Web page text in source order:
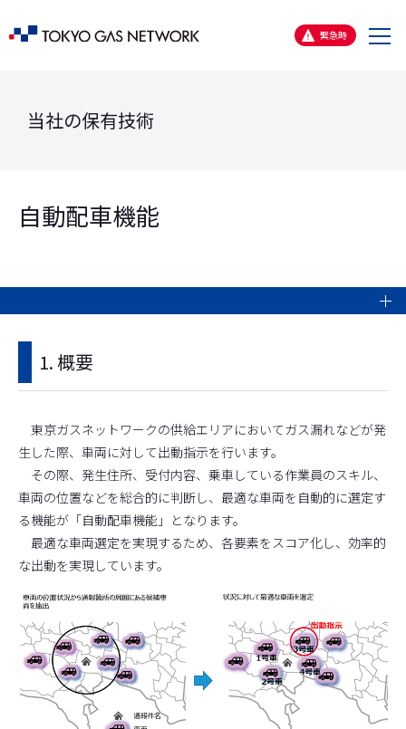
緊急時
メ
当社の保有技術
自動配車機能
1. 概要
東京ガスネットワークの供給エリアにおいてガス漏れなどが発
生した際、車両に対して出動指示を行います。
その際、発生住所、受付内容、乗車している作業員のスキル、
車両の位置などを総合的に判断し、最適な車両を自動的に選定す
る機能が「自動配車機能」となります。
最適な車両選定を実現するため、各要素をスコア化し、効率的
な出動を実現しています。